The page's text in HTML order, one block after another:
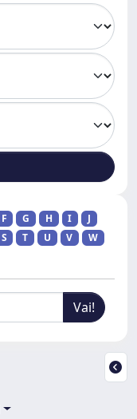
F G H I
J
S T U V
W